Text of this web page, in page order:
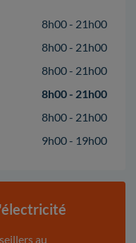
8h00 - 21h00
8h00 - 21h00
8h00 - 21h00
8h00 - 21h00
8h00 - 21h00
9h00 - 19h00
au